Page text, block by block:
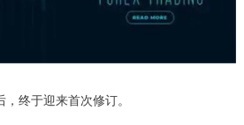
终于迎来首次修订。